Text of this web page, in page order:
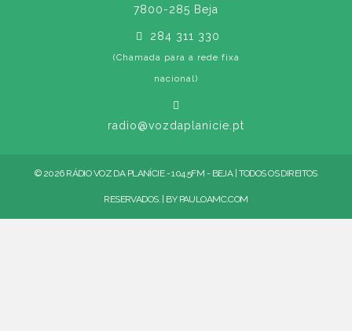
7800-285 Beja
284 311 330
(Chamada para a rede fixa
nacional)
radio@vozdaplanicie.pt
© 2026 RÁDIO VOZ DA PLANÍCIE - 104.5FM - BEJA | TODOS OS DIREITOS
RESERVADOS. | BY PAULOAMC.COM